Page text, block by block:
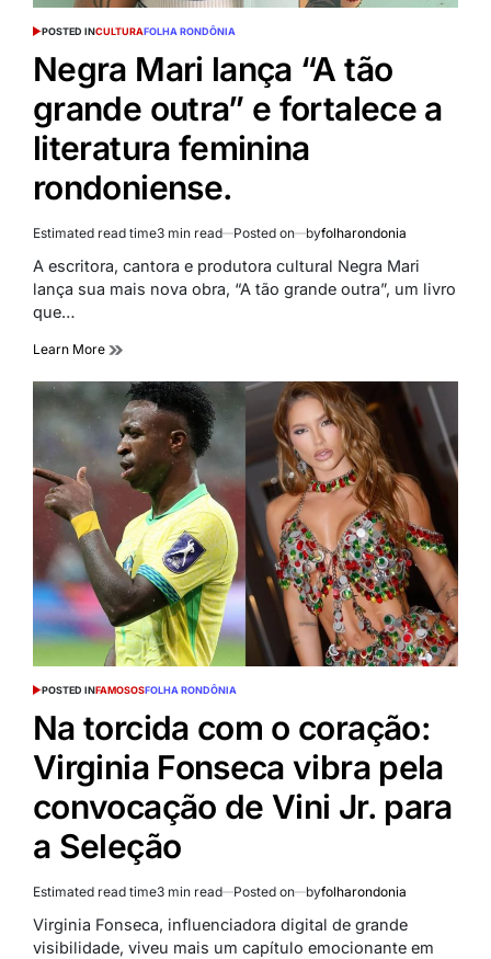
POSTED INCULTURAFOLHA RONDÔNIA
Negra Mari lança “A tão
grande outra” e fortalece a
literatura feminina
rondoniense.
Estimated read time3 min read Posted on byfolharondonia
A escritora, cantora e produtora cultural Negra Mari
lança sua mais nova obra, “A tão grande outra”, um livro
que…
Learn More
POSTED INFAMOSOSFOLHA RONDÔNIA
Na torcida com o coração:
Virginia Fonseca vibra pela
convocação de Vini Jr. para
a Seleção
Estimated read time3 min read Posted on byfolharondonia
Virginia Fonseca, influenciadora digital de grande
visibilidade, viveu mais um capítulo emocionante em